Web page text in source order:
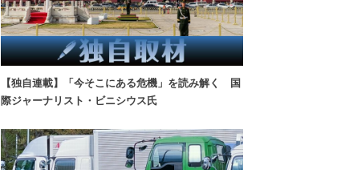
【独自連載】「今そこにある危機」を読み解く 国
際ジャーナリスト・ビニシウス氏